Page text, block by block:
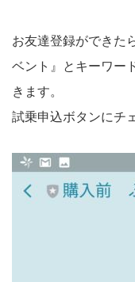
お友達登録ができた
ベント』とキーワー
きます。
試乗申込ボタンにチ